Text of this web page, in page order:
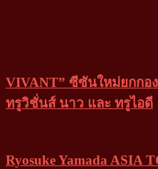
VIVANT” ซีซันใหม่ยกกอ
ทรูวิชั่นส์ นาว และ ทรูไอดี
Ryosuke Yamada ASIA